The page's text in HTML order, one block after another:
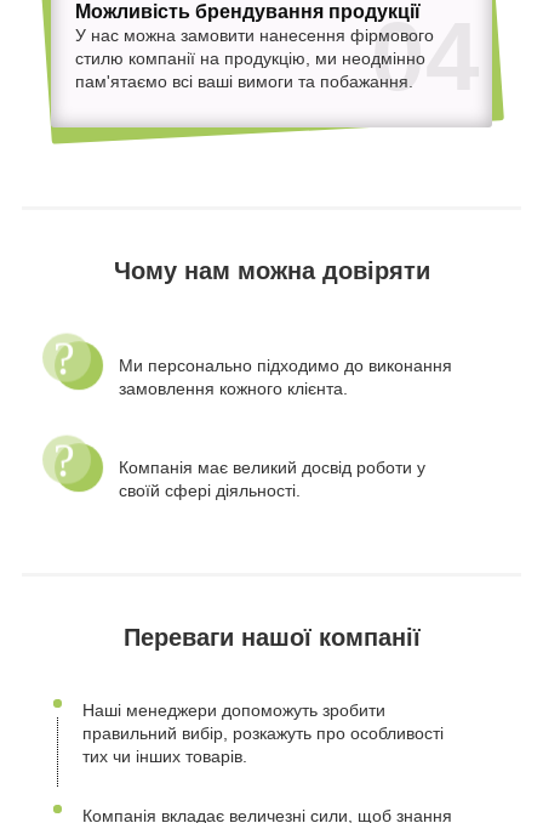
04
Можливість брендування продукції
У нас можна замовити нанесення фірмового
стилю компанії на продукцію, ми неодмінно
пам'ятаємо всі ваші вимоги та побажання.
Чому нам можна довіряти
Ми персонально підходимо до виконання
замовлення кожного клієнта.
Компанія має великий досвід роботи у
своїй сфері діяльності.
Переваги нашої компанії
Наші менеджери допоможуть зробити
правильний вибір, розкажуть про особливості
тих чи інших товарів.
Компанія вкладає величезні сили, щоб знання